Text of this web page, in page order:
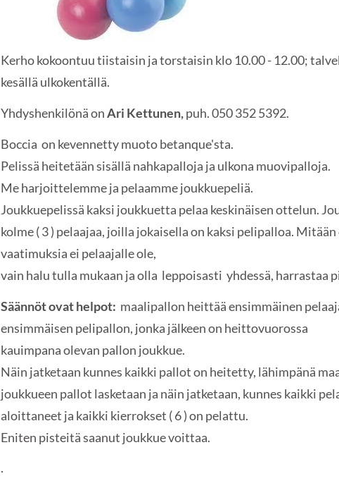
Kerho kokoontuu tiistaisin ja torstaisin klo 10.00 - 12.00;
kesällä ulkokentällä.
Yhdyshenkilönä onAri Kettunen,puh. 050 352 5392.
Boccia on kevennetty muoto betanque'sta.
Pelissä heitetään sisällä nahkapalloja ja ulkona muovipalloja.
Me harjoittelemme ja pelaamme joukkuepeliä.
Joukkuepelissä kaksi joukkuetta pelaa keskinäisen ottelun.
kolme ( 3 ) pelaajaa, joilla jokaisella on kaksi pelipalloa.
vaatimuksia ei pelaajalle ole,
vain halu tulla mukaan ja olla leppoisasti yhdessä, harrastaa
Säännöt ovat helpot: maalipallon heittää ensimmäinen
ensimmäisen pelipallon, jonka jälkeen on heittovuorossa
kauimpana olevan pallon joukkue.
Näin jatketaan kunnes kaikki pallot on heitetty, lähimpänä
joukkueen pallot lasketaan ja näin jatketaan, kunnes kaikki
aloittaneet ja kaikki kierrokset ( 6 ) on pelattu.
Eniten pisteitä saanut joukkue voittaa.
.